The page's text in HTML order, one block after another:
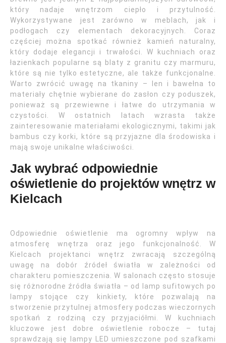
który nadaje wnętrzom ciepło i przytulność.
Wykorzystywane jest zarówno w meblach, jak i
podłogach czy elementach dekoracyjnych. Coraz
częściej można spotkać również kamień naturalny,
który dodaje elegancji i trwałości. W kuchniach oraz
łazienkach popularne są blaty z granitu czy marmuru,
które są nie tylko estetyczne, ale także funkcjonalne.
Warto zwrócić uwagę na tkaniny – len i bawełna to
materiały chętnie wybierane do zasłon czy poduszek,
ponieważ są przewiewne i łatwe do utrzymania w
czystości. W ostatnich latach wzrasta także
zainteresowanie materiałami ekologicznymi, takimi jak
bambus czy korki, które są przyjazne dla środowiska i
mają swoje unikalne właściwości.
Jak wybrać odpowiednie
oświetlenie do projektów wnętrz w
Kielcach
Odpowiednie oświetlenie ma ogromny wpływ na
atmosferę wnętrza oraz jego funkcjonalność. W
Kielcach projektanci wnętrz zwracają szczególną
uwagę na dobór źródeł światła w zależności od
charakteru pomieszczenia. W salonach często stosuje
się różnorodne źródła światła – od lamp sufitowych po
lampy stojące czy kinkiety, które pozwalają na
stworzenie przytulnej atmosfery podczas wieczornych
spotkań z rodziną czy przyjaciółmi. W kuchniach
kluczowe jest dobre oświetlenie robocze – tutaj
sprawdzają się lampy LED umieszczone pod szafkami